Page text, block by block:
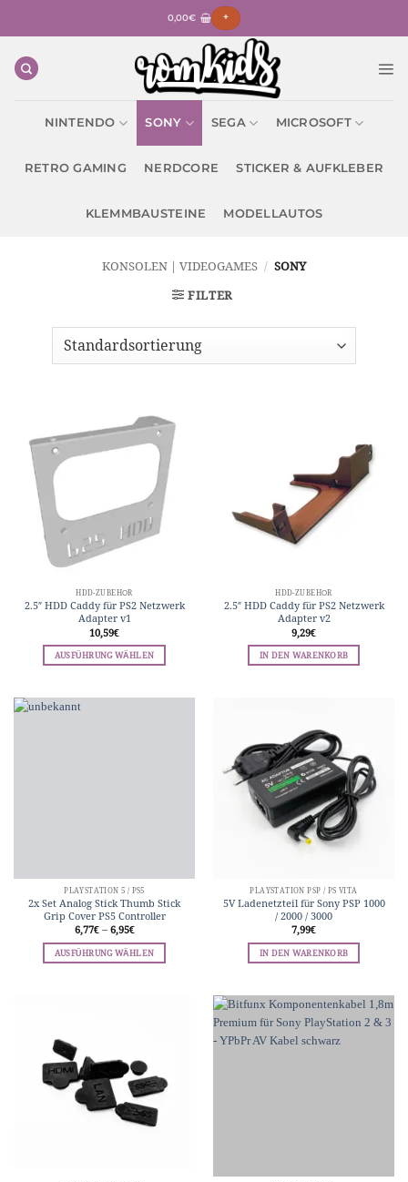
0,00€ +
NINTENDO SONY SEGA MICROSOFT
RETRO GAMING NERDCORE STICKER & AUFKLEBER
KLEMMBAUSTEINE MODELLAUTOS
KONSOLEN | VIDEOGAMES / SONY
FILTER
HDD-ZUBEHÖR
2.5″ HDD Caddy für PS2 Netzwerk
Adapter v1
10,59€
AUSFÜHRUNG WÄHLEN
HDD-ZUBEHÖR
2.5″ HDD Caddy für PS2 Netzwerk
Adapter v2
9,29€
IN DEN WARENKORB
PLAYSTATION 5 / PS5
2x Set Analog Stick Thumb Stick
Grip Cover PS5 Controller
6,77€– 6,95€
AUSFÜHRUNG WÄHLEN
Die
Optionen
können
auf
PLAYSTATION PSP / PS VITA
5V Ladenetzteil für Sony PSP 1000
/ 2000 / 3000
7,99€
IN DEN WARENKORB